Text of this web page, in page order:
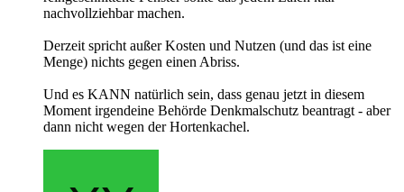
nachvollziehbar machen.
Derzeit spricht außer Kosten und Nutzen (und das ist eine
Menge) nichts gegen einen Abriss.
Und es KANN natürlich sein, dass genau jetzt in diesem
Moment irgendeine Behörde Denkmalschutz beantragt - aber
dann nicht wegen der Hortenkachel.